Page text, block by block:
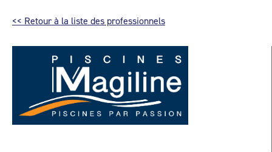
<< Retour à la liste des professionnels